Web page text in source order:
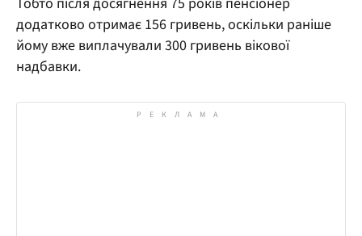
додатково отримає 156 гривень, оскільки раніше
йому вже виплачували 300 гривень вікової
надбавки.